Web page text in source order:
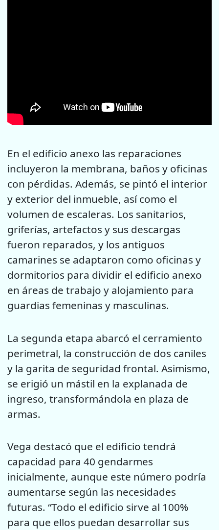
En el edificio anexo las reparaciones
incluyeron la membrana, baños y oficinas
con pérdidas. Además, se pintó el interior
y exterior del inmueble, así como el
volumen de escaleras. Los sanitarios,
griferías, artefactos y sus descargas
fueron reparados, y los antiguos
camarines se adaptaron como oficinas y
dormitorios para dividir el edificio anexo
en áreas de trabajo y alojamiento para
guardias femeninas y masculinas.
La segunda etapa abarcó el cerramiento
perimetral, la construcción de dos caniles
y la garita de seguridad frontal. Asimismo,
se erigió un mástil en la explanada de
ingreso, transformándola en plaza de
armas.
Vega destacó que el edificio tendrá
capacidad para 40 gendarmes
inicialmente, aunque este número podría
aumentarse según las necesidades
futuras. “Todo el edificio sirve al 100%
para que ellos puedan desarrollar sus